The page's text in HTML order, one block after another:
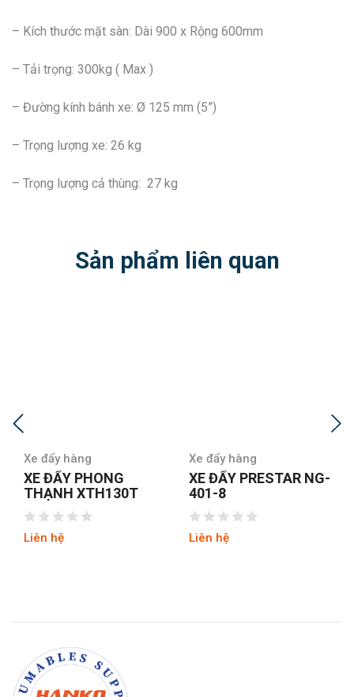
– Kích thước mặt sàn: Dài 900 x Rộng 600mm
– Tải trọng: 300kg ( Max )
– Đường kính bánh xe: Ø 125 mm (5”)
– Trọng lượng xe: 26 kg
– Trọng lượng cả thùng: 27 kg
Sản phẩm liên quan
Xe đẩy hàng
XE ĐẨY PHONG
THẠNH XTH130T
Liên hệ
Xe đẩy hàng
XE ĐẨY PRESTAR NG-
401-8
Liên hệ